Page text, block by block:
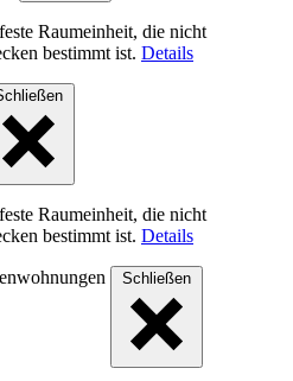
Raumeinheit, die nicht
bestimmt ist. Details
Raumeinheit, die nicht
bestimmt ist. Details
Schließen